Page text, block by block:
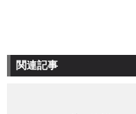
関連記事